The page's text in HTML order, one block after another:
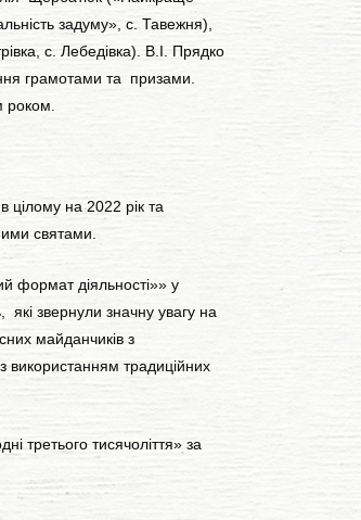
задуму», с. Тавежня),
с. Лебедівка). В.І. Прядко
грамотами та призами.
роком.
цілому на 2022 рік та
святами.
формат діяльності»» у
звернули значну увагу на
майданчиків з
використанням традиційних
третього тисячоліття» за